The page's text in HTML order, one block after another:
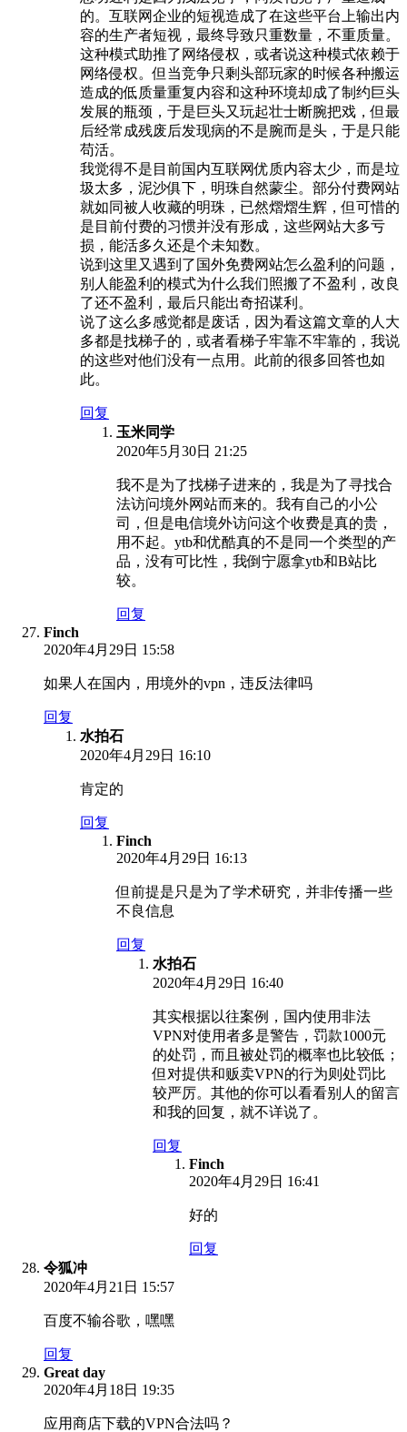
的。互联网企业的短视造成了在这些平台上输出内
容的生产者短视，最终导致只重数量，不重质量。
这种模式助推了网络侵权，或者说这种模式依赖于
网络侵权。但当竞争只剩头部玩家的时候各种搬运
造成的低质量重复内容和这种环境却成了制约巨头
发展的瓶颈，于是巨头又玩起壮士断腕把戏，但最
后经常成残废后发现病的不是腕而是头，于是只能
苟活。
我觉得不是目前国内互联网优质内容太少，而是垃
圾太多，泥沙俱下，明珠自然蒙尘。部分付费网站
就如同被人收藏的明珠，已然熠熠生辉，但可惜的
是目前付费的习惯并没有形成，这些网站大多亏
损，能活多久还是个未知数。
说到这里又遇到了国外免费网站怎么盈利的问题，
别人能盈利的模式为什么我们照搬了不盈利，改良
了还不盈利，最后只能出奇招谋利。
说了这么多感觉都是废话，因为看这篇文章的人大
多都是找梯子的，或者看梯子牢靠不牢靠的，我说
的这些对他们没有一点用。此前的很多回答也如
此。
回复
玉米同学
2020年5月30日 21:25
我不是为了找梯子进来的，我是为了寻找合
法访问境外网站而来的。我有自己的小公
司，但是电信境外访问这个收费是真的贵，
用不起。ytb和优酷真的不是同一个类型的产
品，没有可比性，我倒宁愿拿ytb和B站比
较。
回复
Finch
2020年4月29日 15:58
如果人在国内，用境外的vpn，违反法律吗
回复
水拍石
2020年4月29日 16:10
肯定的
回复
Finch
2020年4月29日 16:13
但前提是只是为了学术研究，并非传播一些
不良信息
回复
水拍石
2020年4月29日 16:40
其实根据以往案例，国内使用非法
VPN对使用者多是警告，罚款1000元
的处罚，而且被处罚的概率也比较低；
但对提供和贩卖VPN的行为则处罚比
较严厉。其他的你可以看看别人的留言
和我的回复，就不详说了。
回复
Finch
2020年4月29日 16:41
好的
回复
令狐冲
2020年4月21日 15:57
百度不输谷歌，嘿嘿
回复
Great day
2020年4月18日 19:35
应用商店下载的VPN合法吗？